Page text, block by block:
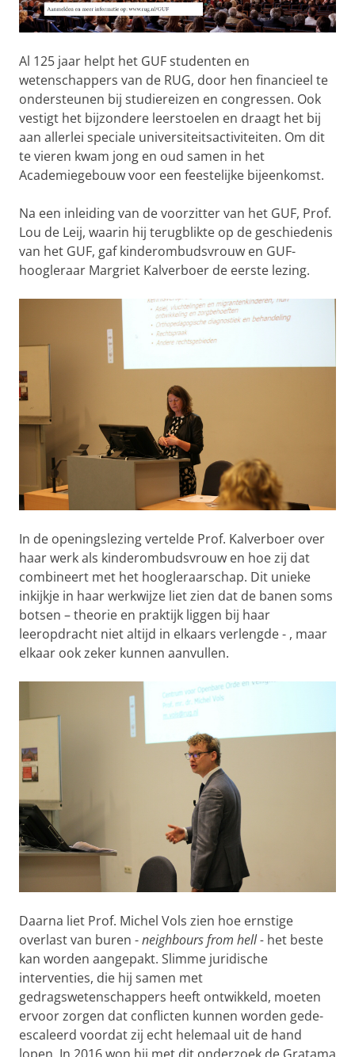
Al 125 jaar helpt het GUF studenten en
wetenschappers van de RUG, door hen financieel te
ondersteunen bij studiereizen en congressen. Ook
vestigt het bijzondere leerstoelen en draagt het bij
aan allerlei speciale universiteitsactiviteiten. Om dit
te vieren kwam jong en oud samen in het
Academiegebouw voor een feestelijke bijeenkomst.
Na een inleiding van de voorzitter van het GUF, Prof.
Lou de Leij, waarin hij terugblikte op de geschiedenis
van het GUF, gaf kinderombudsvrouw en GUF-
hoogleraar Margriet Kalverboer de eerste lezing.
In de openingslezing vertelde Prof. Kalverboer over
haar werk als kinderombudsvrouw en hoe zij dat
combineert met het hoogleraarschap. Dit unieke
inkijkje in haar werkwijze liet zien dat de banen soms
botsen – theorie en praktijk liggen bij haar
leeropdracht niet altijd in elkaars verlengde - , maar
elkaar ook zeker kunnen aanvullen.
Daarna liet Prof. Michel Vols zien hoe ernstige
overlast van buren -neighbours from hell - het beste
kan worden aangepakt. Slimme juridische
interventies, die hij samen met
gedragswetenschappers heeft ontwikkeld, moeten
ervoor zorgen dat conflicten kunnen worden gede-
escaleerd voordat zij echt helemaal uit de hand